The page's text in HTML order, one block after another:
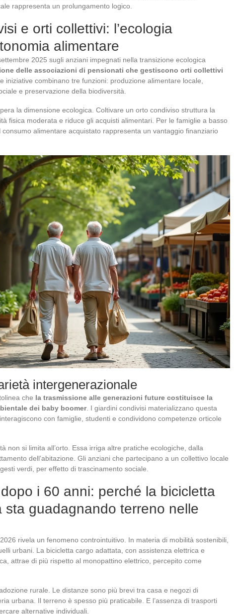
rappresenta un prolungamento logico.
e orti collettivi: l’ecologia
alimentare
2025 sugli anziani impegnati nella transizione ecologica
delle associazioni di pensionati che gestiscono orti collettivi
iniziative combinano tre funzioni: produzione alimentare locale,
e preservazione della biodiversità.
la dimensione ecologica. Coltivare un orto condiviso struttura la
fisica moderata e riduce gli acquisti alimentari. Per le famiglie a basso
alimentare acquistato rappresenta un vantaggio finanziario
intergenerazionale
che la trasmissione alle generazioni future costituisce la
dei baby boomer. I giardini condivisi materializzano questa
con famiglie, studenti e condividono competenze orticole
non si limita all’orto. Essa irriga altre pratiche ecologiche, dalla
dell’abitazione. Gli anziani che partecipano a un collettivo locale
verdi, per effetto di trascinamento sociale.
i 60 anni: perché la bicicletta
sta guadagnando terreno nelle
rivela un fenomeno controintuitivo. In materia di mobilità sostenibili,
urbani. La bicicletta cargo adattata, con assistenza elettrica e
attrae di più rispetto al monopattino elettrico, percepito come
rurale. Le distanze sono più brevi tra casa e negozi di
urbana. Il terreno è spesso più praticabile. E l’assenza di trasporti
alternative individuali.